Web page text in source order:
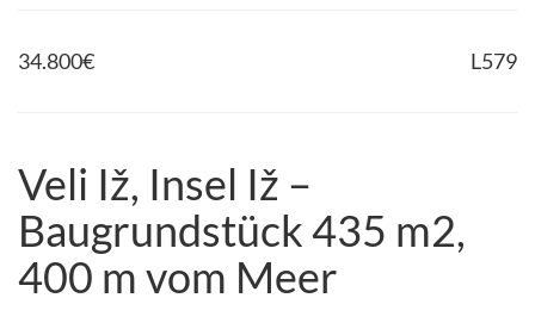
34.800€ L579
Veli Iž, Insel Iž –
Baugrundstück 435 m2,
400 m vom Meer